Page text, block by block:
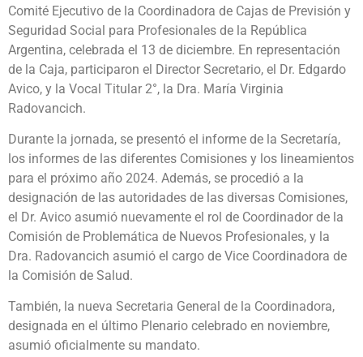
Comité Ejecutivo de la Coordinadora de Cajas de Previsión y
Seguridad Social para Profesionales de la República
Argentina, celebrada el 13 de diciembre. En representación
de la Caja, participaron el Director Secretario, el Dr. Edgardo
Avico, y la Vocal Titular 2°, la Dra. María Virginia
Radovancich.
Durante la jornada, se presentó el informe de la Secretaría,
los informes de las diferentes Comisiones y los lineamientos
para el próximo año 2024. Además, se procedió a la
designación de las autoridades de las diversas Comisiones,
el Dr. Avico asumió nuevamente el rol de Coordinador de la
Comisión de Problemática de Nuevos Profesionales, y la
Dra. Radovancich asumió el cargo de Vice Coordinadora de
la Comisión de Salud.
También, la nueva Secretaria General de la Coordinadora,
designada en el último Plenario celebrado en noviembre,
asumió oficialmente su mandato.